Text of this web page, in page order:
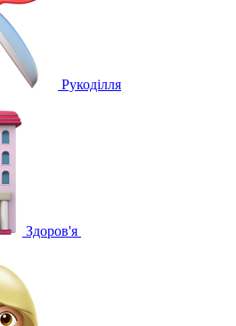
Рукоділля
Здоров'я